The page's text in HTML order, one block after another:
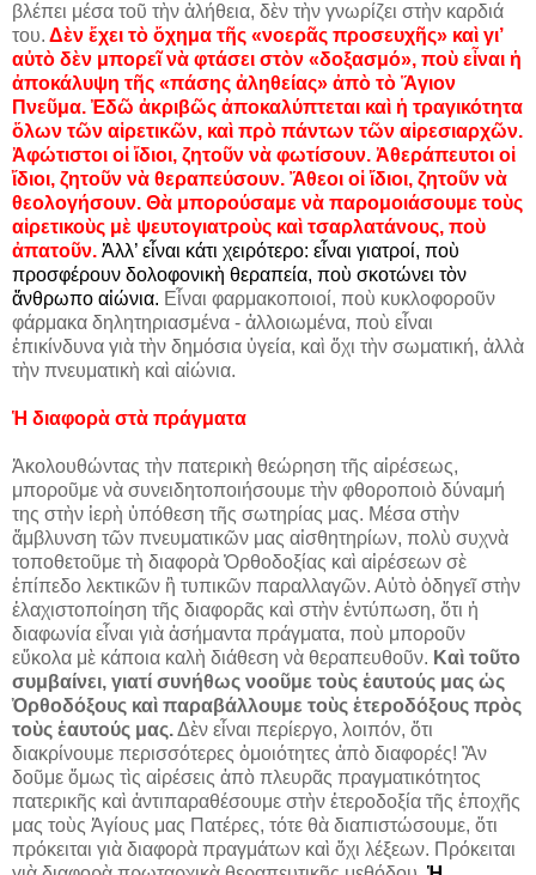
βλέπει μέσα τοῦ τὴν ἀλήθεια, δὲν τὴν γνωρίζει στὴν καρδιά
του. Δὲν ἔχει τὸ ὄχημα τῆς «νοερᾶς προσευχῆς» καὶ γι’
αὐτὸ δὲν μπορεῖ νὰ φτάσει στὸν «δοξασμό», ποὺ εἶναι ἡ
ἀποκάλυψη τῆς «πάσης ἀληθείας» ἀπὸ τὸ Ἅγιον
Πνεῦμα. Ἐδῶ ἀκριβῶς ἀποκαλύπτεται καὶ ἡ τραγικότητα
ὅλων τῶν αἱρετικῶν, καὶ πρὸ πάντων τῶν αἱρεσιαρχῶν.
Ἀφώτιστοι οἱ ἴδιοι, ζητοῦν νὰ φωτίσουν. Ἀθεράπευτοι οἱ
ἴδιοι, ζητοῦν νὰ θεραπεύσουν. Ἄθεοι οἱ ἴδιοι, ζητοῦν νὰ
θεολογήσουν. Θὰ μπορούσαμε νὰ παρομοιάσουμε τοὺς
αἱρετικοὺς μὲ ψευτογιατροὺς καὶ τσαρλατάνους, ποὺ
ἀπατοῦν. Ἀλλ’ εἶναι κάτι χειρότερο: εἶναι γιατροί, ποὺ
προσφέρουν δολοφονικὴ θεραπεία, ποὺ σκοτώνει τὸν
ἄνθρωπο αἰώνια. Εἶναι φαρμακοποιοί, ποὺ κυκλοφοροῦν
φάρμακα δηλητηριασμένα - ἀλλοιωμένα, ποὺ εἶναι
ἐπικίνδυνα γιὰ τὴν δημόσια ὑγεία, καὶ ὄχι τὴν σωματική, ἀλλὰ
τὴν πνευματικὴ καὶ αἰώνια.
Ἡ διαφορὰ στὰ πράγματα
Ἀκολουθώντας τὴν πατερικὴ θεώρηση τῆς αἱρέσεως,
μποροῦμε νὰ συνειδητοποιήσουμε τὴν φθοροποιὸ δύναμή
της στὴν ἱερὴ ὑπόθεση τῆς σωτηρίας μας. Μέσα στὴν
ἄμβλυνση τῶν πνευματικῶν μας αἰσθητηρίων, πολὺ συχνὰ
τοποθετοῦμε τὴ διαφορὰ Ὀρθοδοξίας καὶ αἱρέσεων σὲ
ἐπίπεδο λεκτικῶν ἢ τυπικῶν παραλλαγῶν. Αὐτὸ ὁδηγεῖ στὴν
ἐλαχιστοποίηση τῆς διαφορᾶς καὶ στὴν ἐντύπωση, ὅτι ἡ
διαφωνία εἶναι γιὰ ἀσήμαντα πράγματα, ποὺ μποροῦν
εὔκολα μὲ κάποια καλὴ διάθεση νὰ θεραπευθοῦν. Καὶ τοῦτο
συμβαίνει, γιατί συνήθως νοοῦμε τοὺς ἑαυτούς μας ὡς
Ὀρθοδόξους καὶ παραβάλλουμε τοὺς ἑτεροδόξους πρὸς
τοὺς ἑαυτούς μας.Δὲν εἶναι περίεργο, λοιπόν, ὅτι
διακρίνουμε περισσότερες ὁμοιότητες ἀπὸ διαφορές! Ἂν
δοῦμε ὅμως τὶς αἱρέσεις ἀπὸ πλευρᾶς πραγματικότητος
πατερικῆς καὶ ἀντιπαραθέσουμε στὴν ἑτεροδοξία τῆς ἐποχῆς
μας τοὺς Ἁγίους μας Πατέρες, τότε θὰ διαπιστώσουμε, ὅτι
πρόκειται γιὰ διαφορὰ πραγμάτων καὶ ὄχι λέξεων. Πρόκειται